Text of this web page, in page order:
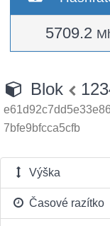
5709.2
Blok
7bfe9bfcca5cfb
Výška
Časové razítko